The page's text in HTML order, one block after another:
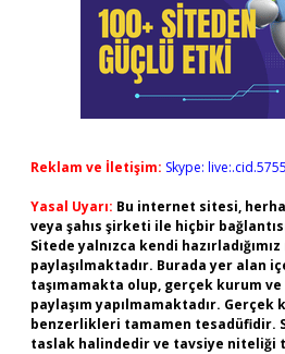
Reklam ve İletişim: Skype:
Yasal Uyarı: Bu internet sitesi,
veya şahıs şirketi ile hiçbir
Sitede yalnızca kendi
paylaşılmaktadır. Burada yer alan
taşımamakta olup, gerçek kurum
paylaşım yapılmamaktadır.
benzerlikleri tamamen tesadüfidir.
taslak halindedir ve tavsiye niteliği